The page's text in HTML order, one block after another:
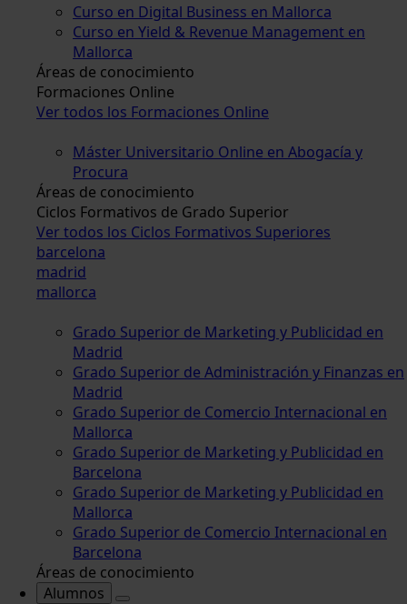
Curso en Digital Business en Mallorca
Curso en Yield & Revenue Management en
Mallorca
Áreas de conocimiento
Formaciones Online
Ver todos los Formaciones Online
Máster Universitario Online en Abogacía y
Procura
Áreas de conocimiento
Ciclos Formativos de Grado Superior
Ver todos los Ciclos Formativos Superiores
barcelona
madrid
mallorca
Grado Superior de Marketing y Publicidad en
Madrid
Grado Superior de Administración y Finanzas en
Madrid
Grado Superior de Comercio Internacional en
Mallorca
Grado Superior de Marketing y Publicidad en
Barcelona
Grado Superior de Marketing y Publicidad en
Mallorca
Grado Superior de Comercio Internacional en
Barcelona
Áreas de conocimiento
Alumnos